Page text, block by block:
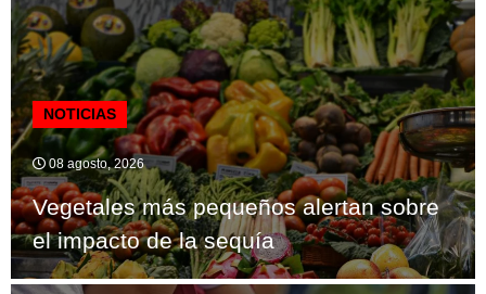
NOTICIAS
08 agosto, 2026
Vegetales más pequeños alertan sobre
el impacto de la sequía